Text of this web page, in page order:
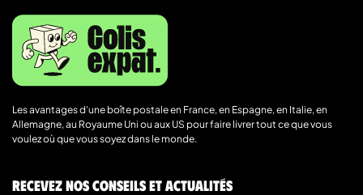
Les avantages d’une boîte postale en France, en Espagne, en Italie, en
Allemagne, au Royaume Uni ou aux US pour faire livrer tout ce que vous
voulez où que vous soyez dans le monde.
Recevez nos conseils et actualités